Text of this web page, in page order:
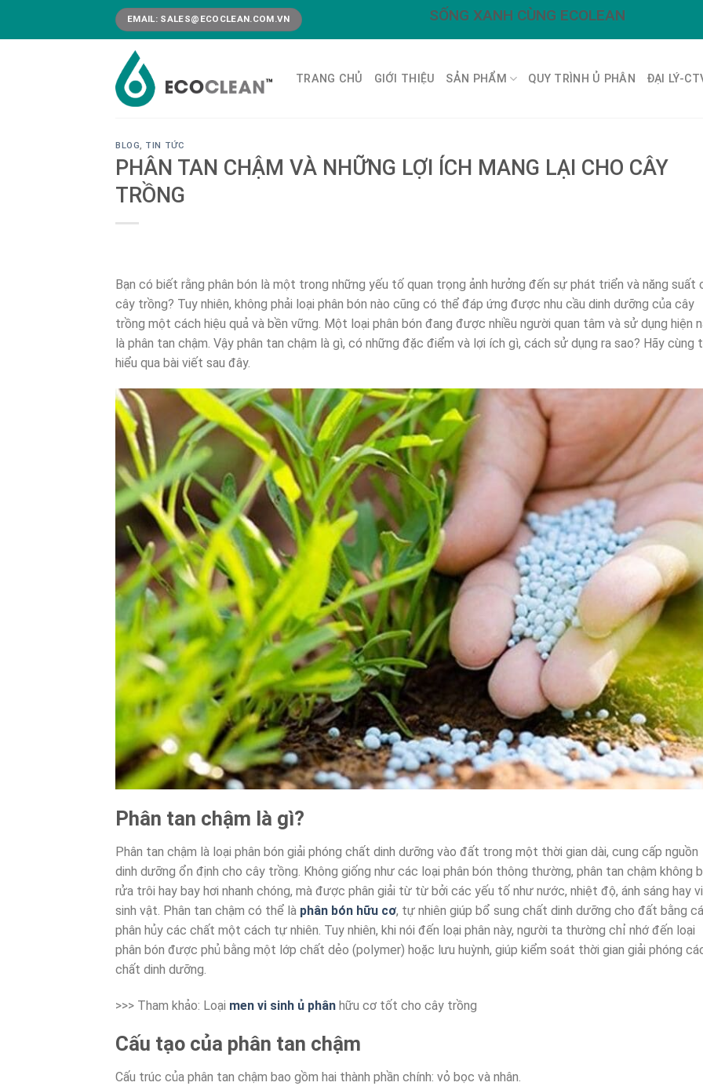
EMAIL: SALES@ECOCLEAN.COM.VN SỐNG XANH CÙNG ECOLEAN
TRANG CHỦ GIỚI THIỆU SẢN PHẨM QUY TRÌNH Ủ PHÂN ĐẠI LÝ-
BLOG, TIN TỨC
PHÂN TAN CHẬM VÀ NHỮNG LỢI ÍCH MANG LẠI CHO CÂY
TRỒNG
Bạn có biết rằng phân bón là một trong những yếu tố quan trọng ảnh hưởng đến sự phát triển và năng suất
cây trồng? Tuy nhiên, không phải loại phân bón nào cũng có thể đáp ứng được nhu cầu dinh dưỡng của cây
trồng một cách hiệu quả và bền vững. Một loại phân bón đang được nhiều người quan tâm và sử dụng hiện
là phân tan chậm. Vậy phân tan chậm là gì, có những đặc điểm và lợi ích gì, cách sử dụng ra sao? Hãy cùng
hiểu qua bài viết sau đây.
Phân tan chậm là gì?
Phân tan chậm là loại phân bón giải phóng chất dinh dưỡng vào đất trong một thời gian dài, cung cấp nguồn
dinh dưỡng ổn định cho cây trồng. Không giống như các loại phân bón thông thường, phân tan chậm không
rửa trôi hay bay hơi nhanh chóng, mà được phân giải từ từ bởi các yếu tố như nước, nhiệt độ, ánh sáng hay vi
sinh vật. Phân tan chậm có thể là phân bón hữu cơ, tự nhiên giúp bổ sung chất dinh dưỡng cho đất bằng
phân hủy các chất một cách tự nhiên. Tuy nhiên, khi nói đến loại phân này, người ta thường chỉ nhớ đến loại
phân bón được phủ bằng một lớp chất dẻo (polymer) hoặc lưu huỳnh, giúp kiểm soát thời gian giải phóng
chất dinh dưỡng.
>>> Tham khảo: Loại men vi sinh ủ phân hữu cơ tốt cho cây trồng
Cấu tạo của phân tan chậm
Cấu trúc của phân tan chậm bao gồm hai thành phần chính: vỏ bọc và nhân.